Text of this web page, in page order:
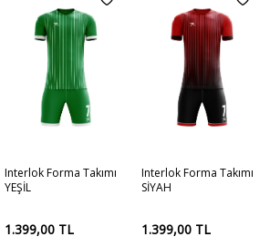
Interlok Forma Takımı
YEŞİL
1.399,00 TL
Interlok Forma Takımı
SİYAH
1.399,00TL